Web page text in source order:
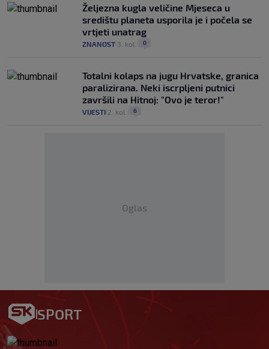
Željezna kugla veličine Mjeseca u
središtu planeta usporila je i počela se
vrtjeti unatrag
ZNANOST 3. kol. 0
Totalni kolaps na jugu Hrvatske, granica
paralizirana. Neki iscrpljeni putnici
završili na Hitnoj: "Ovo je teror!"
VIJESTI 2. kol. 6
Oglas
SPORT